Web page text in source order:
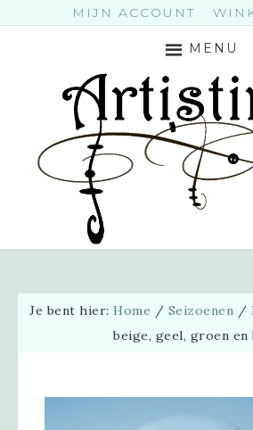
MIJN ACCOUNT
MENU
Je bent hier: Home / Seizoenen /
beige, geel, groen en